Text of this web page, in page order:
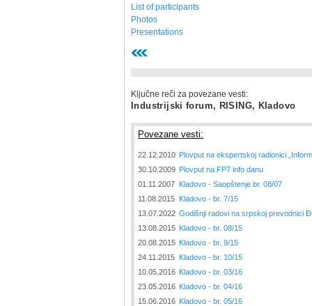
List of participants
Photos
Presentations
Ključne reči za povezane vesti:
Industrijski forum, RISING, Kladovo
Povezane vesti:
22.12.2010 Plovput na ekspertskoj radionici
30.10.2009 Plovput na FP7 info danu
01.11.2007 Kladovo - Saopštenje br. 08/07
11.08.2015 Kladovo - br. 7/15
13.07.2022 Godišnji radovi na srpskoj prevodnici
13.08.2015 Kladovo - br. 08/15
20.08.2015 Kladovo - br. 9/15
24.11.2015 Kladovo - br. 10/15
10.05.2016 Kladovo - br. 03/16
23.05.2016 Kladovo - br. 04/16
15.06.2016 Kladovo - br. 05/16